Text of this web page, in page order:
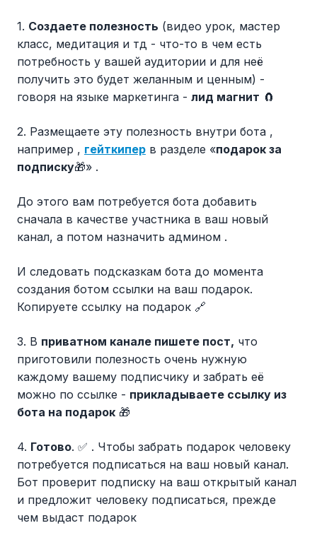
1. Создаете полезность (видео урок, мастер
класс, медитация и тд - что-то в чем есть
потребность у вашей аудитории и для неё
получить это будет желанным и ценным) -
говоря на языке маркетинга - лид магнит 🧲
2. Размещаете эту полезность внутри бота ,
например , гейткипер в разделе «подарок за
подписку🎁» .
До этого вам потребуется бота добавить
сначала в качестве участника в ваш новый
канал, а потом назначить админом .
И следовать подсказкам бота до момента
создания ботом ссылки на ваш подарок.
Копируете ссылку на подарок 🔗
3. В приватном канале пишете пост, что
приготовили полезность очень нужную
каждому вашему подписчику и забрать её
можно по ссылке - прикладываете ссылку из
бота на подарок 🎁
4. Готово. ✅ . Чтобы забрать подарок человеку
потребуется подписаться на ваш новый канал.
Бот проверит подписку на ваш открытый канал
и предложит человеку подписаться, прежде
чем выдаст подарок